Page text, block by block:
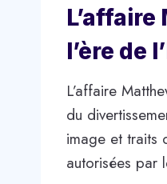
l’ère de
L’affaire
du
image et traits
autorisées par